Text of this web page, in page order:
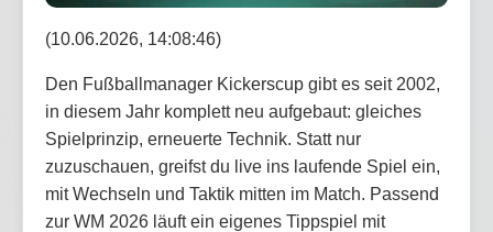
(10.06.2026, 14:08:46)
Den Fußballmanager Kickerscup gibt es seit 2002,
in diesem Jahr komplett neu aufgebaut: gleiches
Spielprinzip, erneuerte Technik. Statt nur
zuzuschauen, greifst du live ins laufende Spiel ein,
mit Wechseln und Taktik mitten im Match. Passend
zur WM 2026 läuft ein eigenes Tippspiel mit